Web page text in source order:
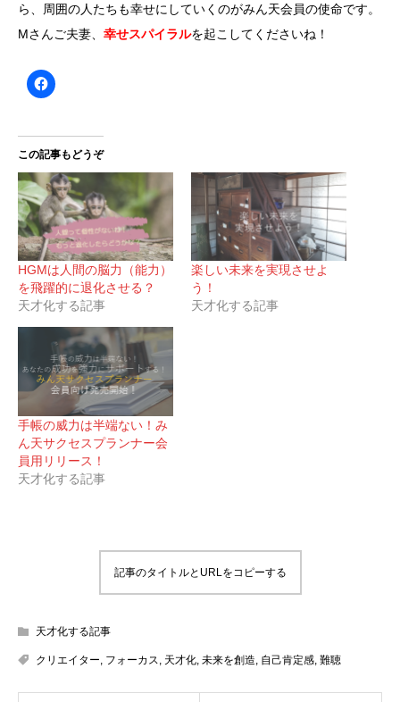
ら、周囲の人たちも幸せにしていくのがみん天会員の使命です。
Mさんご夫妻、 幸せスパイラルを起こしてくださいね！
この記事もどうぞ
HGMは人間の脳力（能力）
を飛躍的に退化させる？
天才化する記事
楽しい未来を実現させよ
う！
天才化する記事
手帳の威力は半端ない！み
ん天サクセスプランナー会
員用リリース！
天才化する記事
記事のタイトルとURLをコピーする
天才化する記事
クリエイター フォーカス 天才化 未来を創造 自己肯定感 難聴